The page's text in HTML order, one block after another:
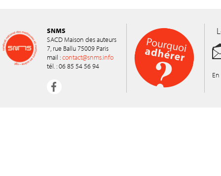
SNMS
SACD Maison des auteurs
7, rue Ballu 75009 Paris
mail :contact@snms.info
tél. : 06 85 54 56 94